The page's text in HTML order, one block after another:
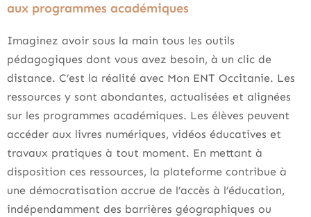
aux programmes académiques
Imaginez avoir sous la main tous les outils
pédagogiques dont vous avez besoin, à un clic de
distance. C’est la réalité avec Mon ENT Occitanie. Les
ressources y sont abondantes, actualisées et alignées
sur les programmes académiques. Les élèves peuvent
accéder aux livres numériques, vidéos éducatives et
travaux pratiques à tout moment. En mettant à
disposition ces ressources, la plateforme contribue à
une démocratisation accrue de l’accès à l’éducation,
indépendamment des barrières géographiques ou